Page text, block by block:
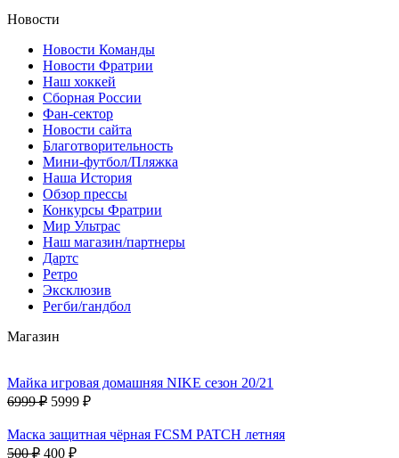
Новости
Новости Команды
Новости Фратрии
Наш хоккей
Сборная России
Фан-cектор
Новости сайта
Благотворительность
Мини-футбол/Пляжка
Наша История
Обзор прессы
Конкурсы Фратрии
Мир Ультрас
Наш магазин/партнеры
Дартс
Ретро
Эксклюзив
Регби/гандбол
Магазин
Майка игровая домашняя NIKE сезон 20/21
6999 ₽ 5999 ₽
Маска защитная чёрная FCSM PATCH летняя
500 ₽ 400 ₽